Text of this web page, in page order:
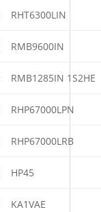
RHT6300LIN
RMB9600IN
RMB1285IN 1S2HE
RHP67000LPN
RHP67000LRB
HP45
KA1VAE